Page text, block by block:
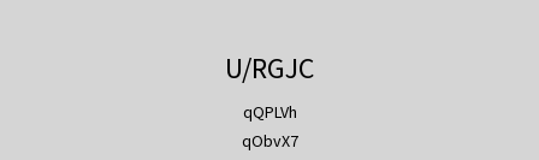
U/RGJC
qQPLVh
qObvX7